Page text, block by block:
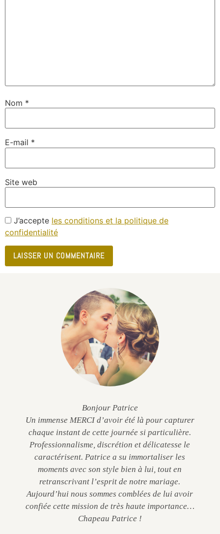
Nom *
E-mail *
Site web
J’accepte les conditions et la politique de
confidentialité
Bonjour Patrice
Un immense MERCI d’avoir été là pour capturer
chaque instant de cette journée si particulière.
Professionnalisme, discrétion et délicatesse le
caractérisent. Patrice a su immortaliser les
moments avec son style bien à lui, tout en
retranscrivant l’esprit de notre mariage.
Aujourd’hui nous sommes comblées de lui avoir
confiée cette mission de très haute importance…
Chapeau Patrice !